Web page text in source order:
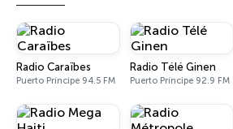
Radio Caraïbes
Puerto Príncipe 94.5 FM
Radio Télé Ginen
Puerto Príncipe 92.9 FM